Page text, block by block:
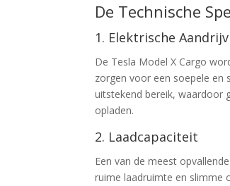
De Technische
1. Elektrische
De Tesla Model X Cargo
zorgen voor een soepele en
uitstekend bereik, waardoor
opladen.
2. Laadcapaciteit
Een van de meest
ruime laadruimte en slimme